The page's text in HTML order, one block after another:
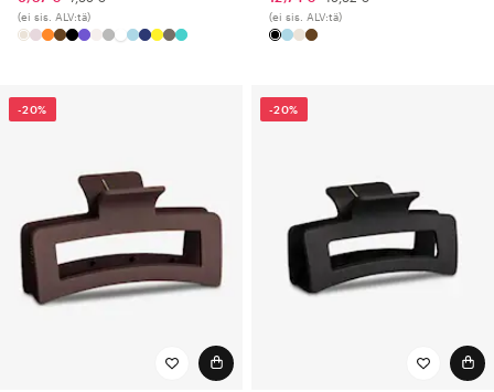
(ei sis. ALV:tä) (ei sis. ALV:tä)
-20% -20%